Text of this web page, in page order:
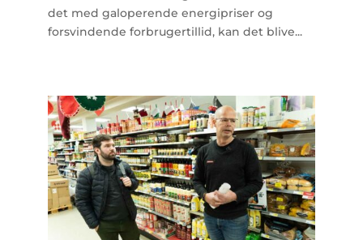
det med galoperende energipriser og
forsvindende forbrugertillid, kan det blive...